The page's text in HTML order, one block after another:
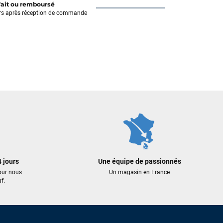
ou remboursé
après réception de commande
jours
nous
Une équipe de passionnés
Un magasin en France